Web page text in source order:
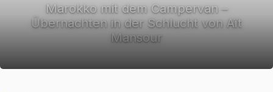
Marokko mit dem Campervan –
Übernachten in der Schlucht von Aït
Mansour